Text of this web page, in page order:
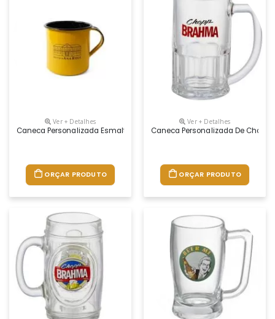
Ver + Detalhes
Caneca Personalizada Esmaltada Ágata 180ml Amarela
ORÇAR PRODUTO
Ver + Detalhes
Caneca Personalizada De Chopp
ORÇAR PRODUTO